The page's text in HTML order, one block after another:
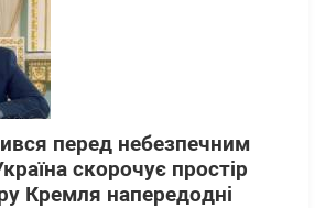
перед небезпечним
скорочує простір
Кремля напередодні